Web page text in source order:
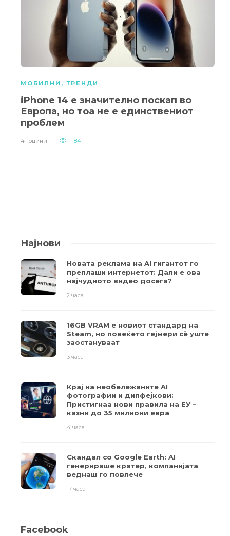
МОБИЛНИ , ТРЕНДИ
iPhone 14 е значително поскап во
Европа, но тоа не е единствениот
проблем
4 години 1184
Најнови
Новата реклама на AI гигантот го
преплаши интернетот: Дали е ова
најчудното видео досега?
2 часа
16GB VRAM е новиот стандард на
Steam, но повеќето гејмери ​​сè уште
заостануваат
3 часа
Крај на необележаните AI
фотографии и дипфејкови:
Пристигнаа нови правила на ЕУ –
казни до 35 милиони евра
4 часа
Скандал со Google Earth: AI
генерираше кратер, компанијата
веднаш го повлече
17 часа
Facebook